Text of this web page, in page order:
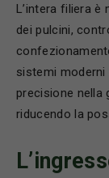
L’intera filiera
dei pulcini,
sistemi
precisione nella
riducendo la